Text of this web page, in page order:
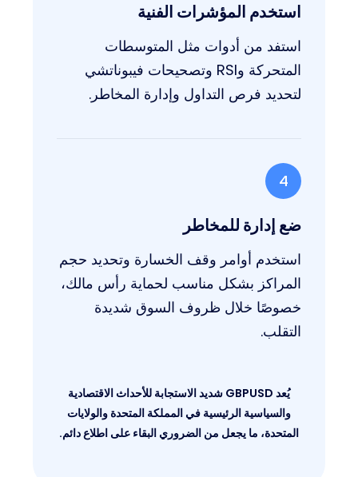
استخدم المؤشرات الفنية
استفد من أدوات مثل المتوسطات
المتحركة وRSI وتصحيحات فيبوناتشي
لتحديد فرص التداول وإدارة المخاطر.
4
ضع إدارة للمخاطر
استخدم أوامر وقف الخسارة وتحديد حجم
المراكز بشكل مناسب لحماية رأس مالك،
خصوصًا خلال ظروف السوق شديدة
التقلب.
يُعد GBPUSD شديد الاستجابة للأحداث الاقتصادية
والسياسية الرئيسية في المملكة المتحدة والولايات
المتحدة، ما يجعل من الضروري البقاء على اطلاع دائم.